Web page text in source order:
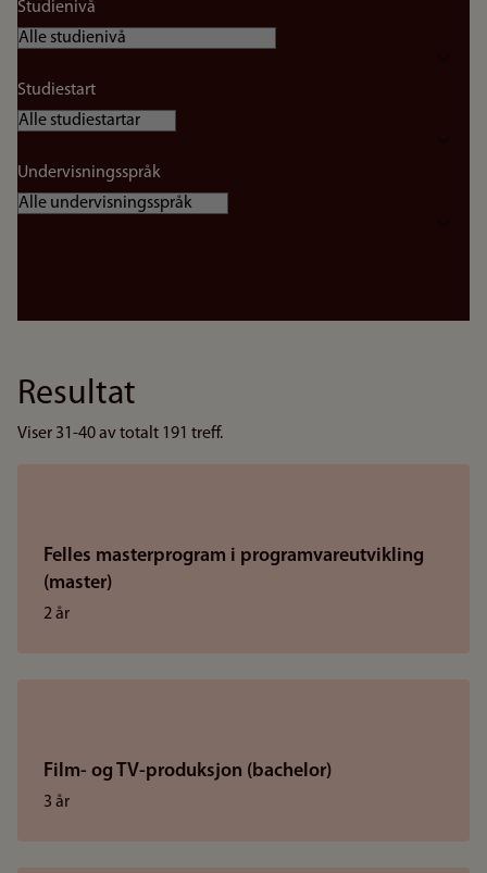
Studienivå
Studiestart
Undervisningsspråk
Resultat
Viser 31-40 av totalt 191 treff.
Felles masterprogram i programvareutvikling
(master)
2 år
Film- og TV-produksjon (bachelor)
3 år